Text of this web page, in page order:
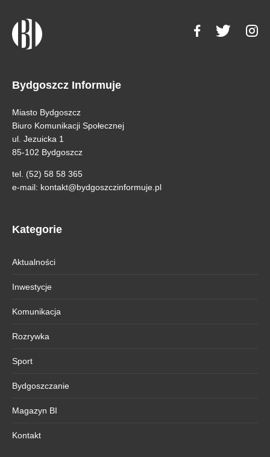
Bydgoszcz Informuje
Miasto Bydgoszcz
Biuro Komunikacji Społecznej
ul. Jezuicka 1
85-102 Bydgoszcz
tel. (52) 58 58 365
e-mail: kontakt@bydgoszczinformuje.pl
Kategorie
Aktualności
Inwestycje
Komunikacja
Rozrywka
Sport
Bydgoszczanie
Magazyn BI
Kontakt